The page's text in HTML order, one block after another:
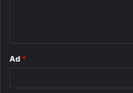
Ad *